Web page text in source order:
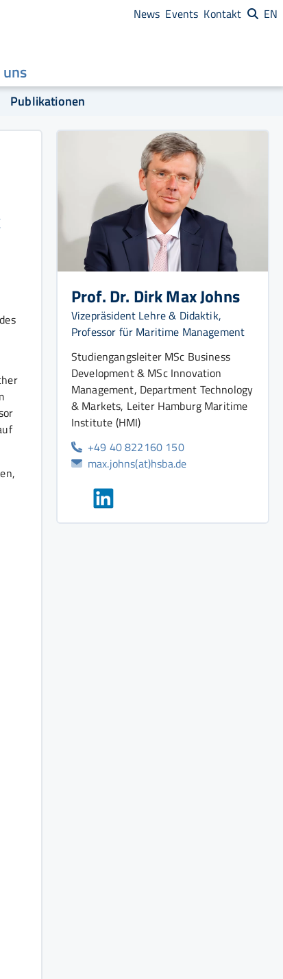
News Events Kontakt EN
Publikationen
Prof. Dr. Dirk Max Johns
Vizepräsident Lehre & Didaktik,
Professor für Maritime Management
Studiengangsleiter MSc Business
Development & MSc Innovation
Management, Department Technology
& Markets, Leiter Hamburg Maritime
Institute (HMI)
+49 40 822160 150
max.johns(at)hsba.de